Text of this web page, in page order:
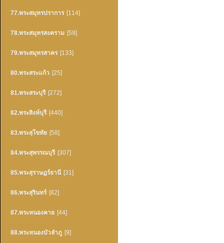
77.พระสมุทรปราการ [114]
78.พระสมุทรสงคราม [59]
79.พระสมุทรสาคร [133]
80.พระสระแก้ว [25]
81.พระสระบุรี [272]
82.พระสิงห์บุรี [440]
83.พระสุโขทัย [58]
84.พระสุพรรณบุรี [307]
85.พระสุราษฏร์ธานี [31]
86.พระสุรินทร์ [82]
87.พระหนองคาย [44]
88.พระหนองบัวลำภู [9]